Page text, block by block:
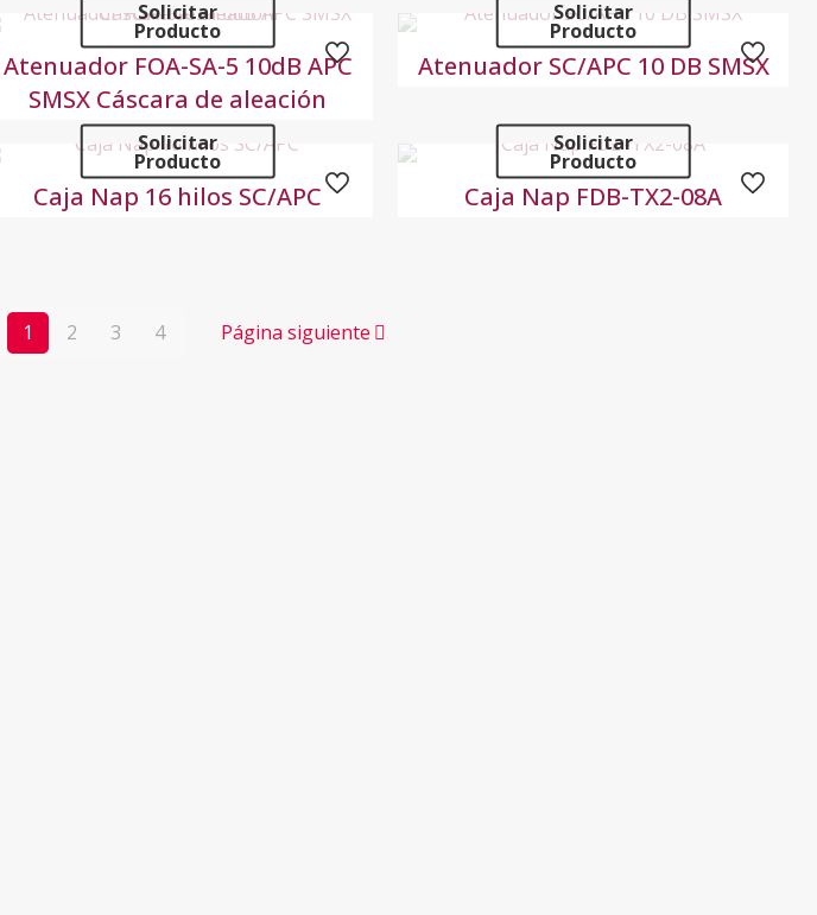
Solicitar
Producto
Atenuador FOA-SA-5 10dB APC
SMSX Cáscara de aleación
Solicitar
Producto
Atenuador SC/APC 10 DB SMSX
Solicitar
Producto
Caja Nap 16 hilos SC/APC
Solicitar
Producto
Caja Nap FDB-TX2-08A
1 2 3 4 Página siguiente